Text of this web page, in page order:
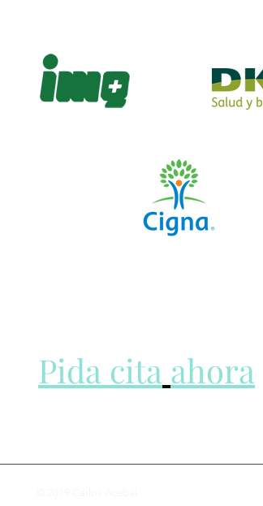
Pida cita ahora